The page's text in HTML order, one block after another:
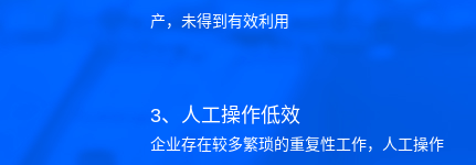
产，未得到有效利用
3、人工操作低效
企业存在较多繁琐的重复性工作，人工操作